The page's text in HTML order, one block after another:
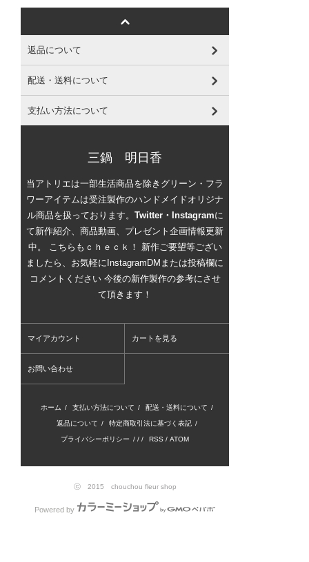
返品について
配送・送料について
支払い方法について
三鍋 明日香
当アトリエは一部生活商品を除きグリーン・フラ
ワーアイテムは受注製作のハンドメイドオリジナ
ル商品を扱っております。 Twitter・Instagramに
て新作紹介、商品動画、プレゼント企画情報更新
中。 こちらもｃｈｅｃｋ！ 新作ご要望等ござい
ましたら、お気軽にInstagramDMまたは投稿欄に
コメントください 今後の新作製作の参考にさせ
て頂きます！
マイアカウント カートを見る
お問い合わせ
ホーム / 支払い方法について / 配送・送料について /
返品について / 特定商取引法に基づく表記 /
プライバシーポリシー / / / RSS / ATOM
ⓒ 2015 chouchou fleur shop
Powered by